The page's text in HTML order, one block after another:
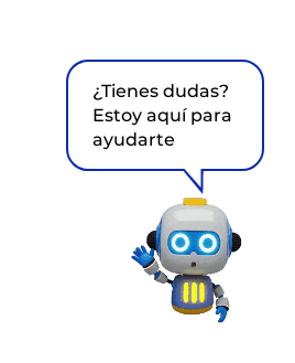
¿Tienes dudas?
Estoy aquí para
ayudarte